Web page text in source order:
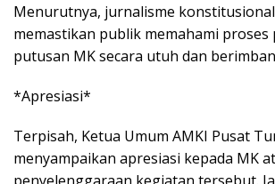
Menurutnya, jurnalisme
memastikan publik memahami proses
putusan MK secara utuh dan
*Apresiasi*
Terpisah, Ketua Umum AMKI Pusat
menyampaikan apresiasi kepada MK